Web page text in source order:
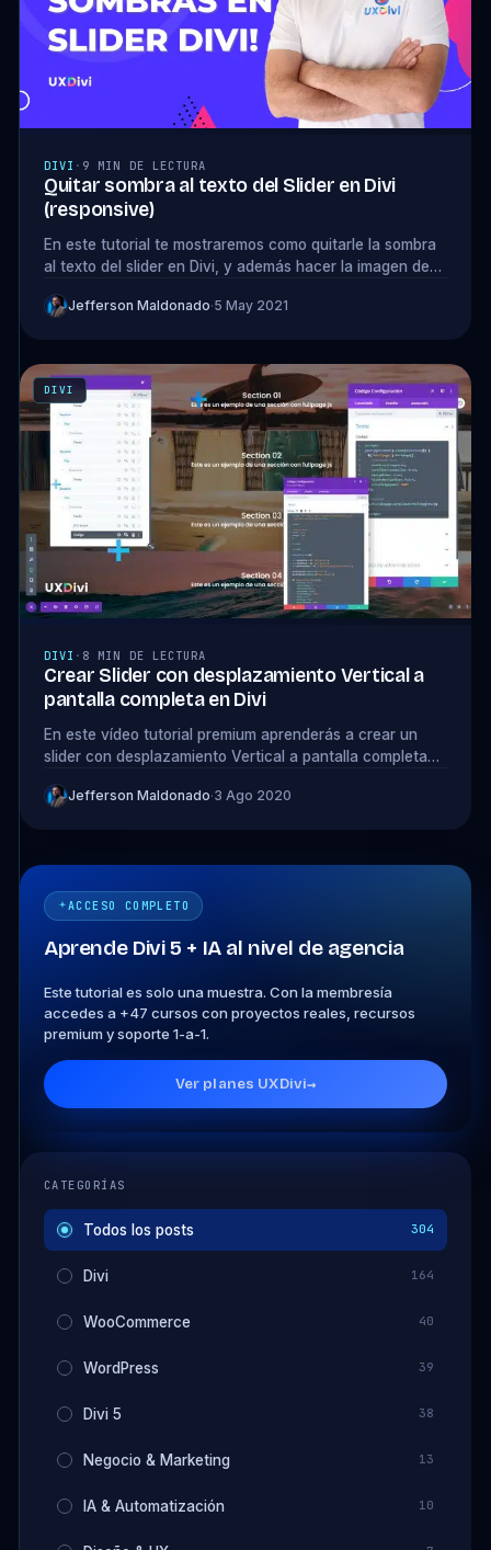
ACCESO COMPLETO
Aprende Divi 5 + IA al nivel de agencia
Este tutorial es solo una muestra. Con la membresía
accedes a +47 cursos con proyectos reales, recursos
premium y soporte 1-a-1.
Ver planes UXDivi→
CATEGORÍAS
Todos los posts 304
Divi 164
WooCommerce 40
WordPress 39
Divi 5 38
Negocio & Marketing 13
IA & Automatización 10
DIVI · 9 MIN DE LECTURA
Quitar sombra al texto del Slider en Divi
(responsive)
En este tutorial te mostraremos como quitarle la sombra
al texto del slider en Divi, y además hacer la imagen de
Jefferson Maldonado·5 May 2021
DIVI
DIVI · 8 MIN DE LECTURA
Crear Slider con desplazamiento Vertical a
pantalla completa en Divi
En este vídeo tutorial premium aprenderás a crear un
slider con desplazamiento Vertical a pantalla completa
Jefferson Maldonado·3 Ago 2020